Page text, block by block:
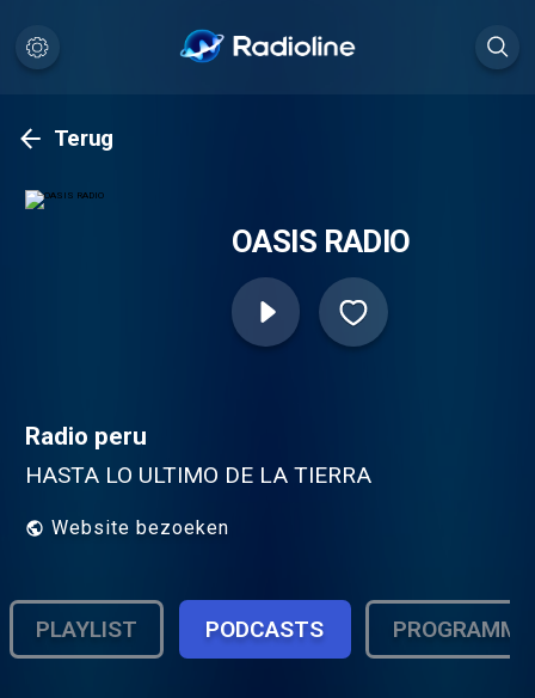
Terug
OASIS RADIO
Radio peru
HASTA LO ULTIMO DE LA TIERRA
Website bezoeken
PLAYLIST PODCASTS PROGRAMMA